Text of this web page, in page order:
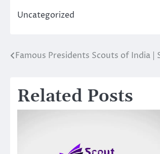
Uncategorized
Post
Famous Presidents Scouts of India |
Related Posts